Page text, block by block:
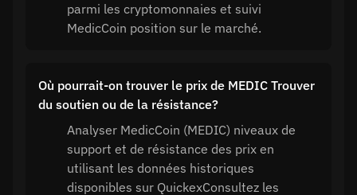
parmi les cryptomonnaies et suivi
MedicCoin position sur le marché.
Où pourrait-on trouver le prix de MEDIC Trouver
du soutien ou de la résistance?
Analyser MedicCoin (MEDIC) niveaux de
support et de résistance des prix en
utilisant les données historiques
disponibles sur QuickexConsultez les